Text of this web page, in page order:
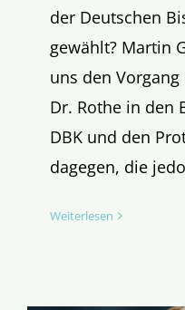
der Deutschen
gewählt? Martin
uns den
Dr. Rothe in den
DBK und den
dagegen, die
Weiterlesen